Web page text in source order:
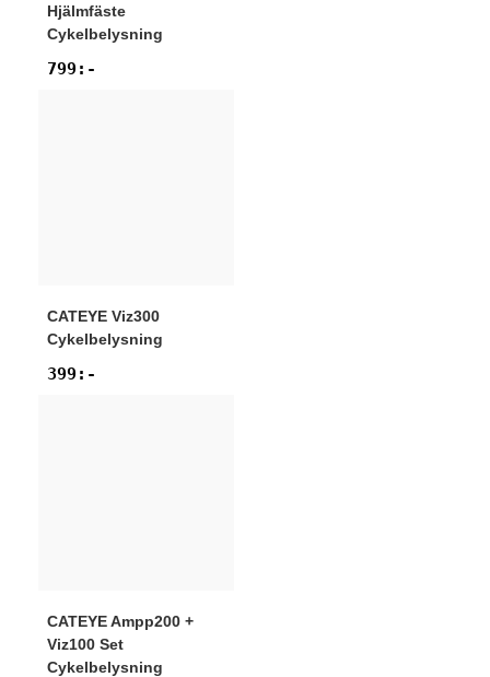
Hjälmfäste
Cykelbelysning
799 :-
CATEYE Viz300
Cykelbelysning
399 :-
CATEYEAmpp200 +
Viz100 Set
Cykelbelysning